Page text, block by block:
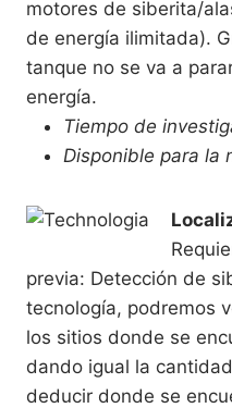
motores de siberita/
de energía ilimitada).
tanque no se va a
energía.
Tiempo de
Disponible para la
previa: Detección de
tecnología, podremos
los sitios donde se
dando igual la
deducir donde se